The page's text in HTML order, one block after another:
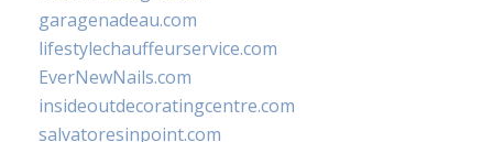
garagenadeau.com
lifestylechauffeurservice.com
EverNewNails.com
insideoutdecoratingcentre.com
salvatoresinpoint.com